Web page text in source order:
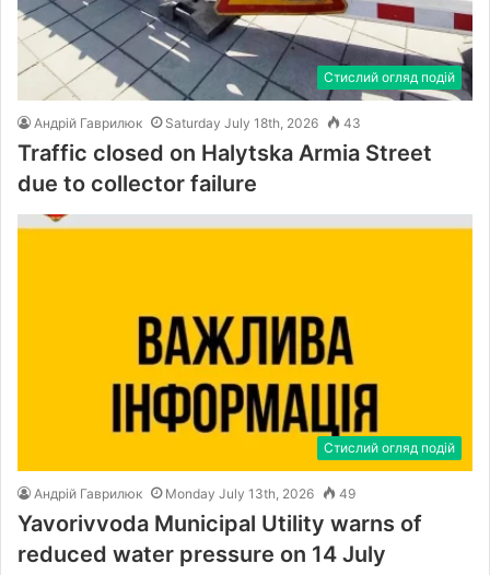
Стислий огляд подій
Андрій Гаврилюк Saturday July 18th, 2026 43
Traffic closed on Halytska Armia Street
due to collector failure
Стислий огляд подій
Андрій Гаврилюк Monday July 13th, 2026 49
Yavorivvoda Municipal Utility warns of
reduced water pressure on 14 July